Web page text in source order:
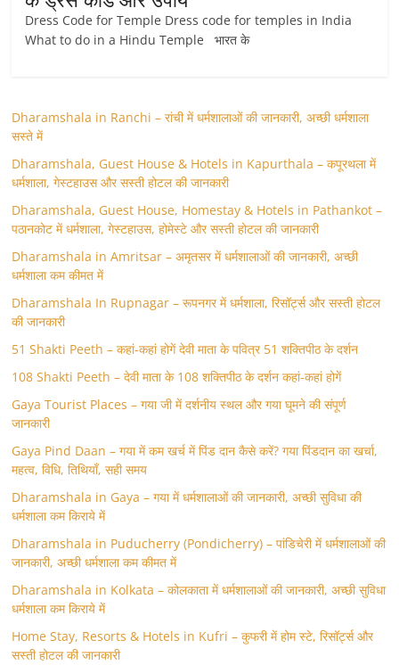
Dress Code for Temple Dress code for temples in India
What to do in a Hindu Temple भारत के
Dharamshala in Ranchi – रांची में धर्मशालाओं की जानकारी, अच्छी धर्मशाला
सस्ते में
Dharamshala, Guest House & Hotels in Kapurthala – कपूरथला में
धर्मशाला, गेस्टहाउस और सस्ती होटल की जानकारी
Dharamshala, Guest House, Homestay & Hotels in Pathankot –
पठानकोट में धर्मशाला, गेस्टहाउस, होमेस्टे और सस्ती होटल की जानकारी
Dharamshala in Amritsar – अमृतसर में धर्मशालाओं की जानकारी, अच्छी
धर्मशाला कम कीमत में
Dharamshala In Rupnagar – रूपनगर में धर्मशाला, रिसॉर्ट्स और सस्ती होटल
की जानकारी
51 Shakti Peeth – कहां-कहां होगें देवी माता के पवित्र 51 शक्तिपीठ के दर्शन
108 Shakti Peeth – देवी माता के 108 शक्तिपीठ के दर्शन कहां-कहां होगें
Gaya Tourist Places – गया जी में दर्शनीय स्थल और गया घूमने की संपूर्ण
जानकारी
Gaya Pind Daan – गया में कम खर्च में पिंड दान कैसे करें? गया पिंडदान का खर्चा,
महत्व, विधि, तिथियाँ, सही समय
Dharamshala in Gaya – गया में धर्मशालाओं की जानकारी, अच्छी सुविधा की
धर्मशाला कम किराये में
Dharamshala in Puducherry (Pondicherry) – पांडिचेरी में धर्मशालाओं की
जानकारी, अच्छी धर्मशाला कम कीमत में
Dharamshala in Kolkata – कोलकाता में धर्मशालाओं की जानकारी, अच्छी सुविधा
धर्मशाला कम किराये में
Home Stay, Resorts & Hotels in Kufri – कुफरी में होम स्‍टे, रिसॉर्ट्स और
सस्ती होटल की जानकारी